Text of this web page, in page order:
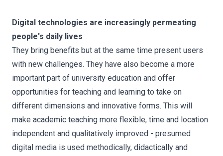
Digital technologies are increasingly permeating
people's daily lives
They bring benefits but at the same time present users
with new challenges. They have also become a more
important part of university education and offer
opportunities for teaching and learning to take on
different dimensions and innovative forms. This will
make academic teaching more flexible, time and location
independent and qualitatively improved - presumed
digital media is used methodically, didactically and